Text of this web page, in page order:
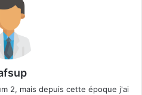
2, mais depuis cette époque j'ai